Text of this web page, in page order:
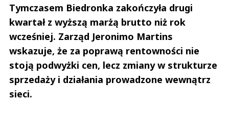
Tymczasem Biedronka zakończyła drugi
kwartał z wyższą marżą brutto niż rok
wcześniej. Zarząd Jeronimo Martins
wskazuje, że za poprawą rentowności nie
stoją podwyżki cen, lecz zmiany w strukturze
sprzedaży i działania prowadzone wewnątrz
sieci.